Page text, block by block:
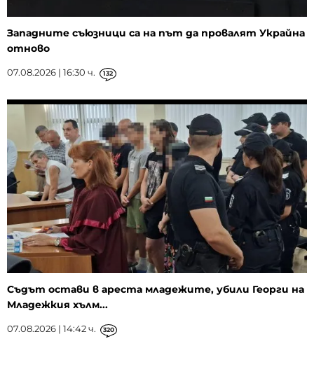
Западните съюзници са на път да провалят Украйна
отново
07.08.2026 | 16:30 ч. 132
Съдът остави в ареста младежите, убили Георги на
Младежкия хълм...
07.08.2026 | 14:42 ч. 320